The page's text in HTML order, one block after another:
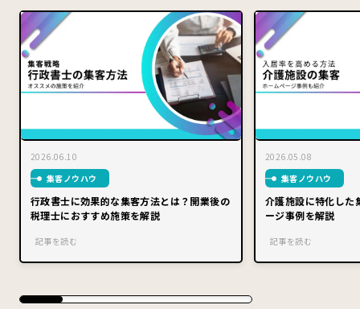
2026.06.10
集客ノウハウ
行政書士に効果的な集客方法とは？開業後の
税理士におすすめ施策を解説
記事を読む
2026.05.08
集客ノウハウ
介護施設に特化した
ージ事例を解説
記事を読む